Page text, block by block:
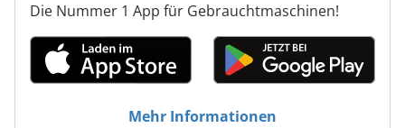
Die Nummer 1 App für Gebrauchtmaschinen!
Mehr Informationen